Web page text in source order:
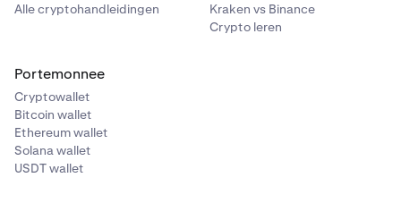
Alle cryptohandleidingen
Kraken vs Binance
Crypto leren
Portemonnee
Cryptowallet
Bitcoin wallet
Ethereum wallet
Solana wallet
USDT wallet